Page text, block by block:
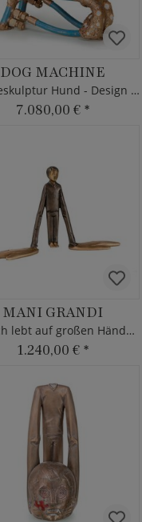
DOG MACHINE
Bronzeskulptur Hund - Design industrial
7.080,00 € *
MANI GRANDI
Mensch lebt auf großen Händen - Bronzefigur
1.240,00 € *